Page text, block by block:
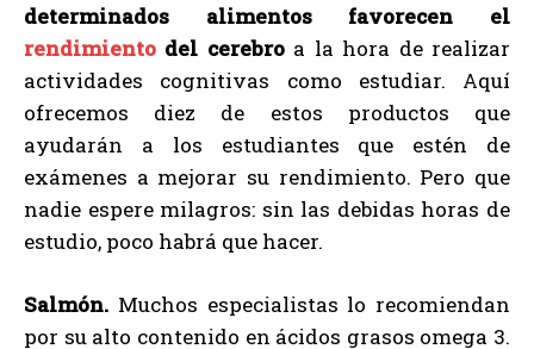
determinados alimentos favorecen el
rendimiento del cerebroa la hora de realizar
actividades cognitivas como estudiar. Aquí
ofrecemos diez de estos productos que
ayudarán a los estudiantes que estén de
exámenes a mejorar su rendimiento. Pero que
nadie espere milagros: sin las debidas horas de
estudio, poco habrá que hacer.
Salmón. Muchos especialistas lo recomiendan
por su alto contenido en ácidos grasos omega 3.